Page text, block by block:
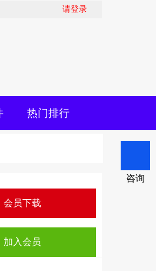
咨询
请登录
热门排行
会员下载
加入会员